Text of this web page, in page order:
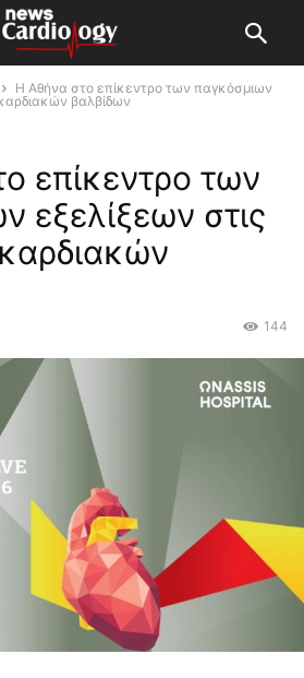
Η Αθήνα στο επίκεντρο των παγκόσμιων
βαλβίδων
επίκεντρο των
εξελίξεων στις
144